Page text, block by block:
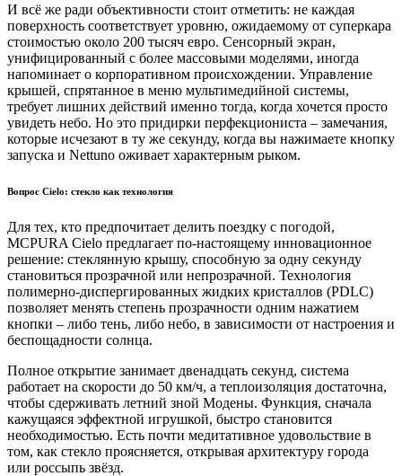
И всё же ради объективности стоит отметить: не каждая
поверхность соответствует уровню, ожидаемому от суперкара
стоимостью около 200 тысяч евро. Сенсорный экран,
унифицированный с более массовыми моделями, иногда
напоминает о корпоративном происхождении. Управление
крышей, спрятанное в меню мультимедийной системы,
требует лишних действий именно тогда, когда хочется просто
увидеть небо. Но это придирки перфекциониста – замечания,
которые исчезают в ту же секунду, когда вы нажимаете кнопку
запуска и Nettuno оживает характерным рыком.
Вопрос Cielo: стекло как технология
Для тех, кто предпочитает делить поездку с погодой,
MCPURA Cielo предлагает по-настоящему инновационное
решение: стеклянную крышу, способную за одну секунду
становиться прозрачной или непрозрачной. Технология
полимерно-диспергированных жидких кристаллов (PDLC)
позволяет менять степень прозрачности одним нажатием
кнопки – либо тень, либо небо, в зависимости от настроения и
беспощадности солнца.
Полное открытие занимает двенадцать секунд, система
работает на скорости до 50 км/ч, а теплоизоляция достаточна,
чтобы сдерживать летний зной Модены. Функция, сначала
кажущаяся эффектной игрушкой, быстро становится
необходимостью. Есть почти медитативное удовольствие в
том, как стекло проясняется, открывая архитектуру города
или россыпь звёзд.